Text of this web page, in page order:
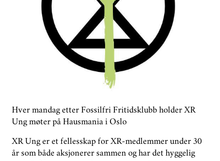
PHASE OUT NORWAY
NORWEGIAN
Hver mandag etter Fossilfri Fritidsklubb holder XR
Ung møter på Hausmania i Oslo
XR Ung er et fellesskap for XR-medlemmer under 30
år som både aksjonerer sammen og har det hyggelig